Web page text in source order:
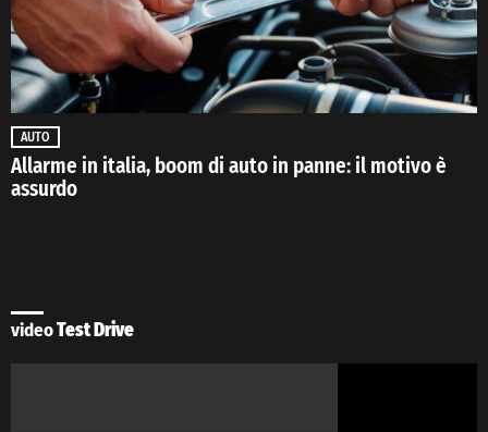
AUTO
Allarme in italia, boom di auto in panne: il motivo è
assurdo
videoTest Drive